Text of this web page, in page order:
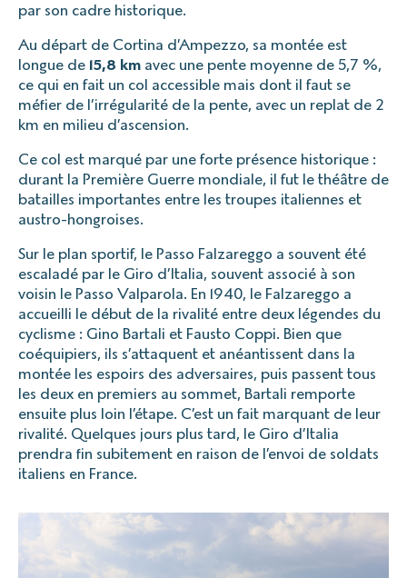
par son cadre historique.
Au départ de Cortina d’Ampezzo, sa montée est
longue de 15,8 km avec une pente moyenne de 5,7 %,
ce qui en fait un col accessible mais dont il faut se
méfier de l’irrégularité de la pente, avec un replat de 2
km en milieu d’ascension.
Ce col est marqué par une forte présence historique :
durant la Première Guerre mondiale, il fut le théâtre de
batailles importantes entre les troupes italiennes et
austro-hongroises.
Sur le plan sportif, le Passo Falzareggo a souvent été
escaladé par le Giro d’Italia, souvent associé à son
voisin le Passo Valparola. En 1940, le Falzareggo a
accueilli le début de la rivalité entre deux légendes du
cyclisme : Gino Bartali et Fausto Coppi. Bien que
coéquipiers, ils s’attaquent et anéantissent dans la
montée les espoirs des adversaires, puis passent tous
les deux en premiers au sommet, Bartali remporte
ensuite plus loin l’étape. C’est un fait marquant de leur
rivalité. Quelques jours plus tard, le Giro d’Italia
prendra fin subitement en raison de l’envoi de soldats
italiens en France.